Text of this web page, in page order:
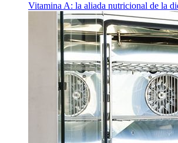
Vitamina A: la aliada nutricional de la